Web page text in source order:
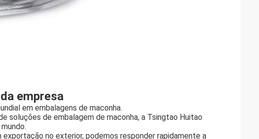
empresa
em embalagens de maconha.
soluções de embalagem de maconha, a Tsingtao Huitao
no exterior, podemos responder rapidamente a